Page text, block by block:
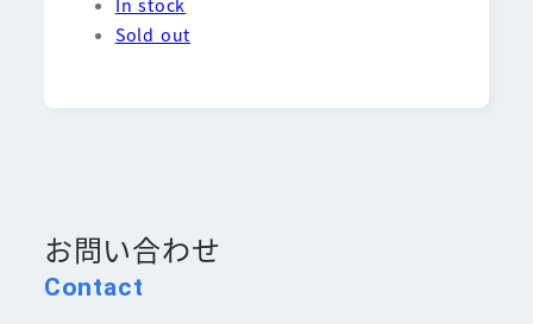
Sold out
Contact
お問い合わせ